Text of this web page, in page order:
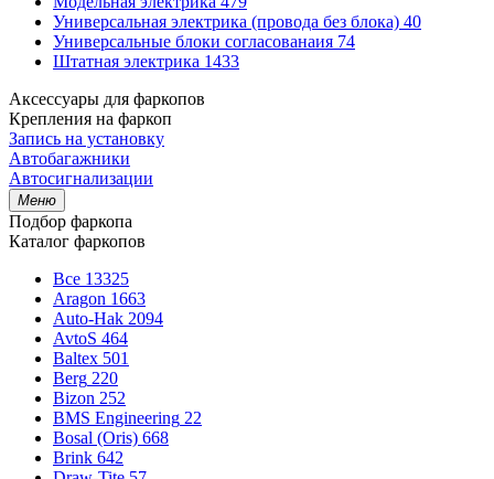
Универсальная электрика (провода без блока) 40
Универсальные блоки согласованаия 74
Штатная электрика 1433
Аксессуары для фаркопов
Крепления на фаркоп
Запись на установку
Автобагажники
Автосигнализации
Меню
Подбор фаркопа
Каталог фаркопов
Все 13325
Aragon 1663
Auto-Hak 2094
AvtoS 464
Baltex 501
Berg 220
Bizon 252
BMS Engineering 22
Bosal (Oris) 668
Brink 642